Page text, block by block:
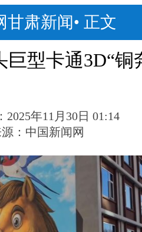
甘肃新闻• 正文
巨型卡通3D“铜
2025年11月30日 01:14
： 中国新闻网